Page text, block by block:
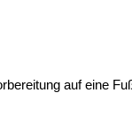
auf eine